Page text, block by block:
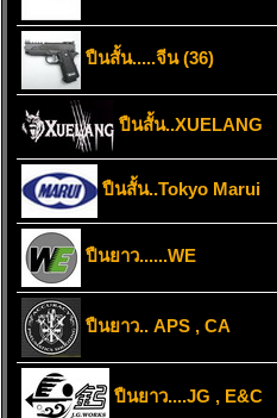
ปืนสั้น.....จีน (36)
ปืนสั้น..XUELANG
ปืนสั้น..Tokyo Marui
ปืนยาว......WE
ปืนยาว.. APS , CA
ปืนยาว....JG , E&C